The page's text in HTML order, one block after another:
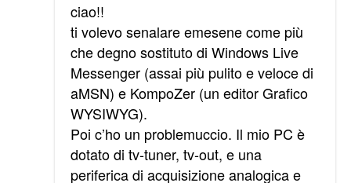
ciao!!
ti volevo senalare emesene come più
che degno sostituto di Windows Live
Messenger (assai più pulito e veloce di
aMSN) e KompoZer (un editor Grafico
WYSIWYG).
Poi c’ho un problemuccio. Il mio PC è
dotato di tv-tuner, tv-out, e una
periferica di acquisizione analogica e